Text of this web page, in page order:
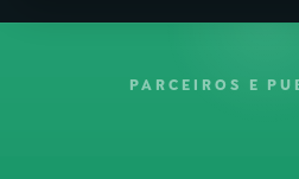
PARCEIROS E